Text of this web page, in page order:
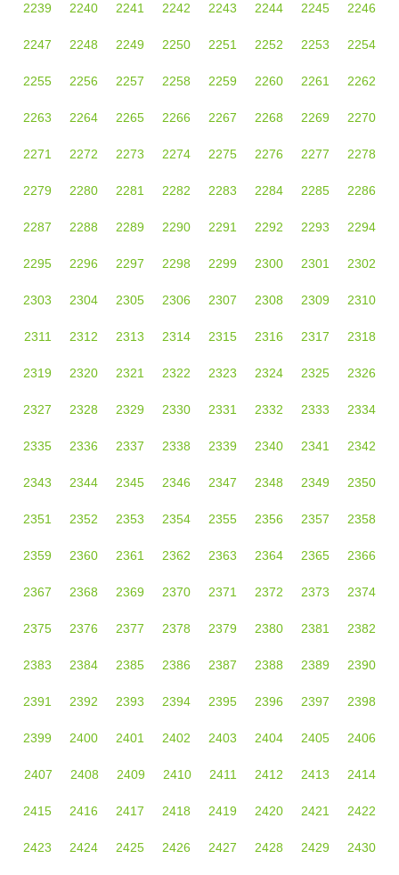
2239 2240 2241 2242 2243 2244 2245 2246
2247 2248 2249 2250 2251 2252 2253 2254
2255 2256 2257 2258 2259 2260 2261 2262
2263 2264 2265 2266 2267 2268 2269 2270
2271 2272 2273 2274 2275 2276 2277 2278
2279 2280 2281 2282 2283 2284 2285 2286
2287 2288 2289 2290 2291 2292 2293 2294
2295 2296 2297 2298 2299 2300 2301 2302
2303 2304 2305 2306 2307 2308 2309 2310
2311 2312 2313 2314 2315 2316 2317 2318
2319 2320 2321 2322 2323 2324 2325 2326
2327 2328 2329 2330 2331 2332 2333 2334
2335 2336 2337 2338 2339 2340 2341 2342
2343 2344 2345 2346 2347 2348 2349 2350
2351 2352 2353 2354 2355 2356 2357 2358
2359 2360 2361 2362 2363 2364 2365 2366
2367 2368 2369 2370 2371 2372 2373 2374
2375 2376 2377 2378 2379 2380 2381 2382
2383 2384 2385 2386 2387 2388 2389 2390
2391 2392 2393 2394 2395 2396 2397 2398
2399 2400 2401 2402 2403 2404 2405 2406
2407 2408 2409 2410 2411 2412 2413 2414
2415 2416 2417 2418 2419 2420 2421 2422
2423 2424 2425 2426 2427 2428 2429 2430